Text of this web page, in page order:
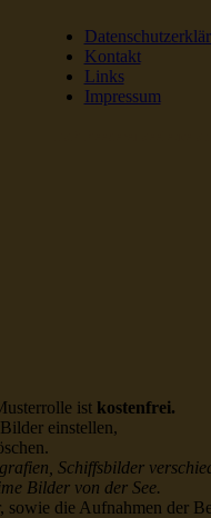
Kontakt
Links
Impressum
ist kostenfrei.
einstellen,
Schiffsbilder
Bilder von der See.
sowie die Aufnahmen der